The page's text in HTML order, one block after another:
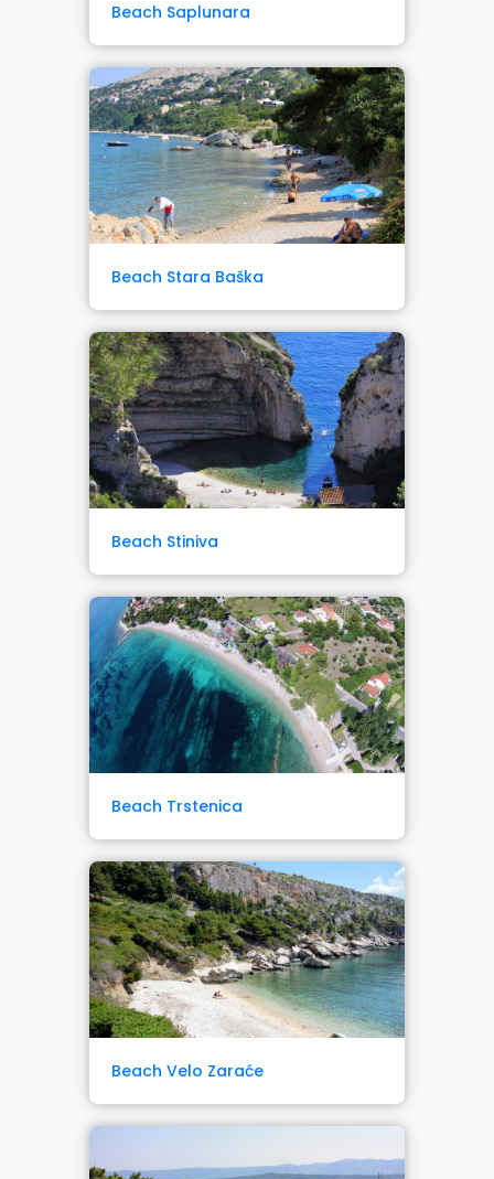
Beach Saplunara
Beach Stara Baška
Beach Stiniva
Beach Trstenica
Beach Velo Zaraće